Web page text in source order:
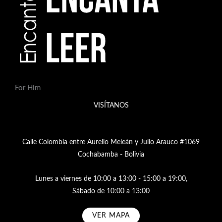
For Him
VISÍTANOS
Calle Colombia entre Aurelio Meleán y Julio Arauco #1069
Cochabamba - Bolivia
Lunes a viernes de 10:00 a 13:00 - 15:00 a 19:00,
Sábado de 10:00 a 13:00
VER MAPA